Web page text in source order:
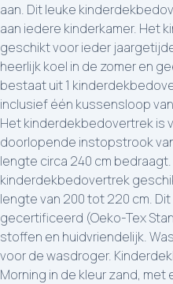
aan. Dit leuke
aan iedere kinderkamer. Het
geschikt voor ieder
heerlijk koel in de zomer en
bestaat uit 1
inclusief één kussensloop
Het kinderdekbedovertrek is
doorlopende instopstrook
lengte circa 240 cm
kinderdekbedovertrek
lengte van 200 tot 220 cm.
gecertificeerd (Oeko-Tex
stoffen en huidvriendelijk.
voor de wasdroger.
Morning in de kleur zand,